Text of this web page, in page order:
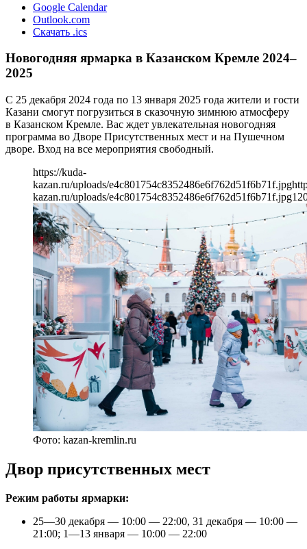
Google Calendar
Outlook.com
Скачать .ics
Новогодняя ярмарка в Казанском Кремле 2024–
2025
С 25 декабря 2024 года по 13 января 2025 года жители и гости
Казани смогут погрузиться в сказочную зимнюю атмосферу
в Казанском Кремле. Вас ждет увлекательная новогодняя
программа во Дворе Присутственных мест и на Пушечном
дворе. Вход на все мероприятия свободный.
https://kuda-
kazan.ru/uploads/e4c801754c8352486e6f762d51f6b71f.jpg
kazan.ru/uploads/e4c801754c8352486e6f762d51f6b71f.jpg
Фото: kazan-kremlin.ru
Двор присутственных мест
Режим работы ярмарки:
25—30 декабря — 10:00 — 22:00, 31 декабря — 10:00 —
21:00; 1—13 января — 10:00 — 22:00